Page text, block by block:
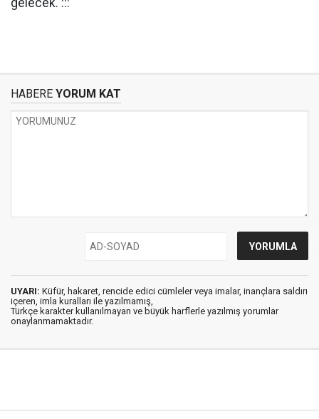
gelecek. :::
HABERE YORUM KAT
UYARI: Küfür, hakaret, rencide edici cümleler veya imalar, inançlara saldırı
içeren, imla kuralları ile yazılmamış,
Türkçe karakter kullanılmayan ve büyük harflerle yazılmış yorumlar
onaylanmamaktadır.